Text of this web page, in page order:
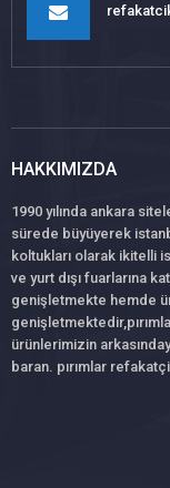
HAKKIMIZDA
1990 yılında ankara
sürede büyüyerek
koltukları olarak ikitelli
ve yurt dışı fuarlarına
genişletmekte hemde
ürünlerimizin
baran. pırımlar